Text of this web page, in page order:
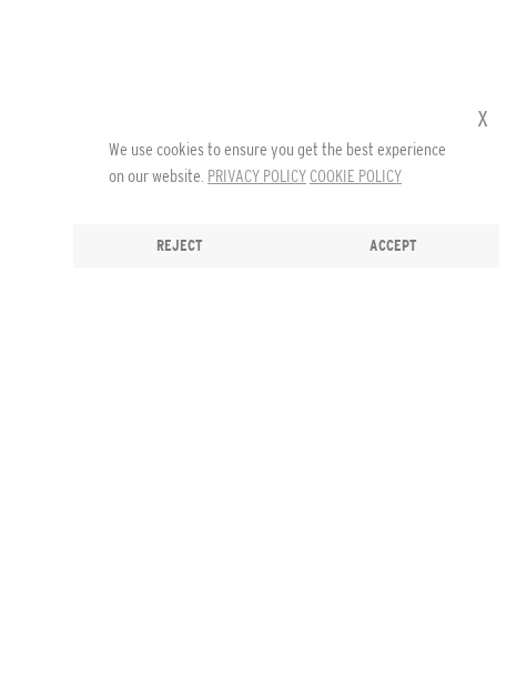
We use cookies to ensure you get the best experience
on our website. PRIVACY POLICY COOKIE POLICY
REJECT ACCEPT
x